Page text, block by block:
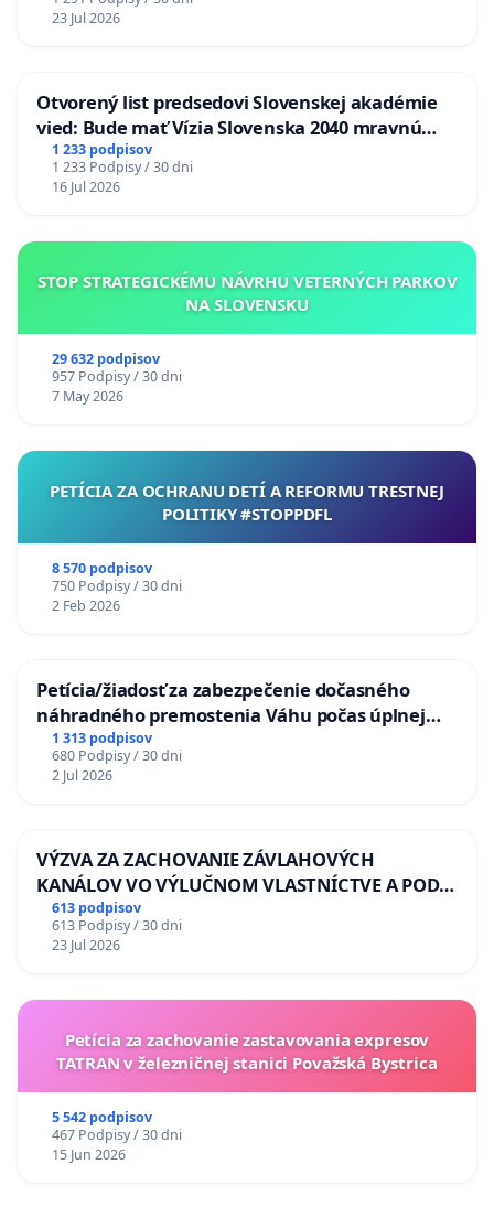
23 Jul 2026
Otvorený list predsedovi Slovenskej akadémie
vied: Bude mať Vízia Slovenska 2040 mravnú
chrbticu?
1 233 podpisov
1 233 Podpisy / 30 dni
16 Jul 2026
STOP STRATEGICKÉMU NÁVRHU VETERNÝCH PARKOV
NA SLOVENSKU
29 632 podpisov
957 Podpisy / 30 dni
7 May 2026
PETÍCIA ZA OCHRANU DETÍ A REFORMU TRESTNEJ
POLITIKY #STOPPDFL
8 570 podpisov
750 Podpisy / 30 dni
2 Feb 2026
Petícia/žiadosť za zabezpečenie dočasného
náhradného premostenia Váhu počas úplnej
uzávery Vážskeho mosta v Komárne
1 313 podpisov
680 Podpisy / 30 dni
2 Jul 2026
VÝZVA ZA ZACHOVANIE ZÁVLAHOVÝCH
KANÁLOV VO VÝLUČNOM VLASTNÍCTVE A POD
KONTROLOU SLOVENSKEJ REPUBLIKY & žiadosť
na riešenie zanedbaného stavu závlahových a
odvodňovacích kanálov na Slovensku
613 podpisov
613 Podpisy / 30 dni
23 Jul 2026
Petícia za zachovanie zastavovania expresov
TATRAN v železničnej stanici Považská Bystrica
5 542 podpisov
467 Podpisy / 30 dni
15 Jun 2026